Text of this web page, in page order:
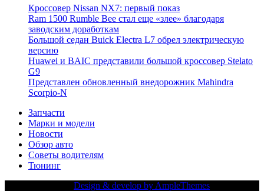
Кроссовер Nissan NX7: первый показ
Ram 1500 Rumble Bee стал еще «злее» благодаря
заводским доработкам
Большой седан Buick Electra L7 обрел электрическую
версию
Huawei и BAIC представили большой кроссовер Stelato
G9
Представлен обновленный внедорожник Mahindra
Scorpio-N
Запчасти
Марки и модели
Новости
Обзор авто
Советы водителям
Тюнинг
Design & develop by AmpleThemes